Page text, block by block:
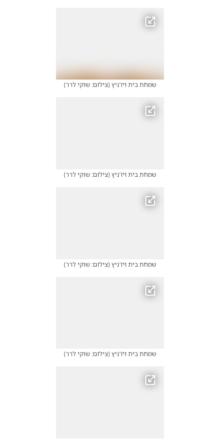
שמחת בית ויז'ניץ(צילום: שוקי לרר)
שמחת בית ויז'ניץ(צילום: שוקי לרר)
שמחת בית ויז'ניץ(צילום: שוקי לרר)
שמחת בית ויז'ניץ(צילום: שוקי לרר)